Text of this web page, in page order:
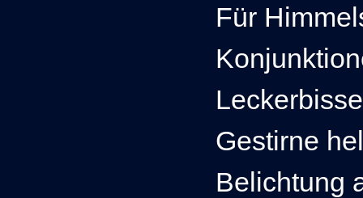
Für
Gestirne
Belichtung